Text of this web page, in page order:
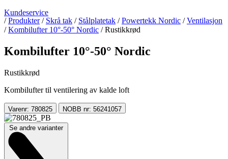
Kundeservice
/ Produkter / Skrå tak / Stålplatetak / Powertekk Nordic / Ventilasjon
/ Kombilufter 10°-50° Nordic / Rustikkrød
Kombilufter 10°-50° Nordic
Rustikkrød
Kombilufter til ventilering av kalde loft
Varenr: 780825 NOBB nr: 56241057
Se andre varianter